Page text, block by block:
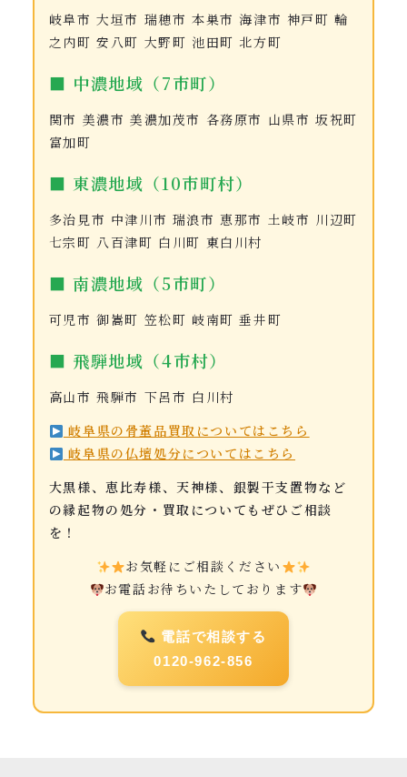
岐阜市 大垣市 瑞穂市 本巣市 海津市 神戸町 輪
之内町 安八町 大野町 池田町 北方町
■ 中濃地域（7市町）
関市 美濃市 美濃加茂市 各務原市 山県市 坂祝町
富加町
■ 東濃地域（10市町村）
多治見市 中津川市 瑞浪市 恵那市 土岐市 川辺町
七宗町 八百津町 白川町 東白川村
■ 南濃地域（5市町）
可児市 御嵩町 笠松町 岐南町 垂井町
■ 飛騨地域（4市村）
高山市 飛騨市 下呂市 白川村
岐阜県の骨董品買取についてはこちら
岐阜県の仏壇処分についてはこちら
大黒様、恵比寿様、天神様、銀製干支置物など
の縁起物の処分・買取についてもぜひご相談
を！
お気軽にご相談ください
お電話お待ちいたしております
電話で相談する
0120-962-856